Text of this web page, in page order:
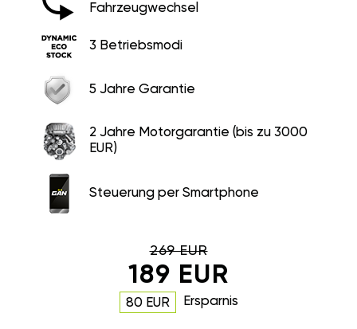
Fahrzeugwechsel
3 Betriebsmodi
5 Jahre Garantie
2 Jahre Motorgarantie (bis zu 3000
EUR)
Steuerung per Smartphone
269 EUR
189 EUR
80 EUR Ersparnis